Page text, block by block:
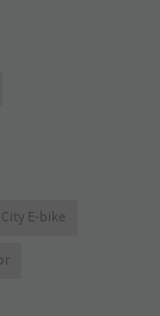
E-bike